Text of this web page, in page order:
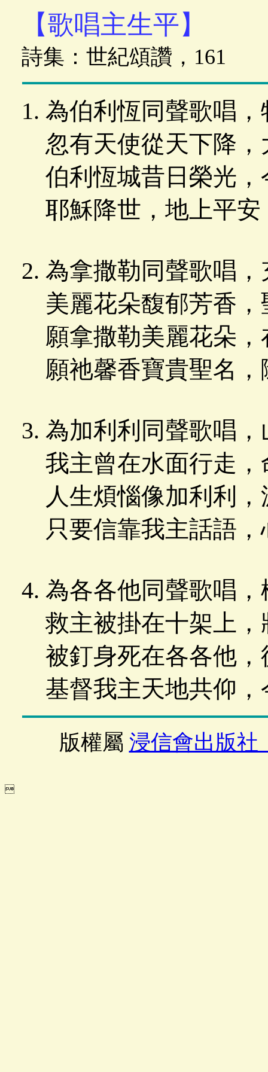
【歌唱主生平】
詩集：世紀頌讚，161
為伯利恆同聲歌唱
忽有天使從天下降
伯利恆城昔日榮光
耶穌降世，地上平
為拿撒勒同聲歌唱
美麗花朵馥郁芳香
願拿撒勒美麗花朵
願祂馨香寶貴聖名
為加利利同聲歌唱
我主曾在水面行走
人生煩惱像加利利
只要信靠我主話語
為各各他同聲歌唱
救主被掛在十架上
被釘身死在各各他
基督我主天地共仰
版權屬 浸信會出版社
